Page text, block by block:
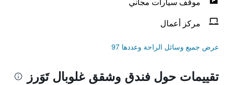
مركز أعمال
عرض جميع وسائل الراحة وعددها 97
تقييمات حول فندق وشقق غلوبال تَوَرز